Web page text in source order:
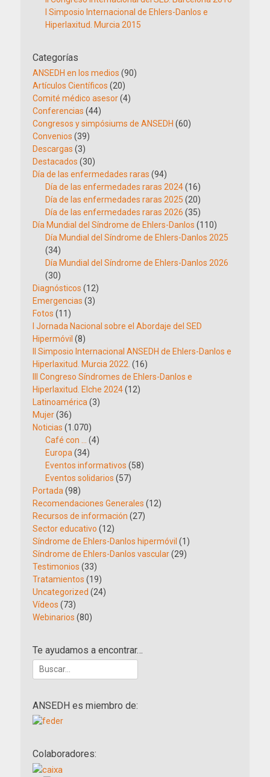
I Simposio Internacional de Ehlers-Danlos e
Hiperlaxitud. Murcia 2015
Categorías
ANSEDH en los medios (90)
Artículos Científicos (20)
Comité médico asesor(4)
Conferencias (44)
Congresos y simpósiums de ANSEDH (60)
Convenios (39)
Descargas (3)
Destacados (30)
Día de las enfermedades raras (94)
Día de las enfermedades raras 2024(16)
Día de las enfermedades raras 2025 (20)
Día de las enfermedades raras 2026 (35)
Día Mundial del Síndrome de Ehlers-Danlos (110)
Día Mundial del Síndrome de Ehlers-Danlos 2025
(34)
Día Mundial del Síndrome de Ehlers-Danlos 2026
(30)
Diagnósticos (12)
Emergencias (3)
Fotos (11)
I Jornada Nacional sobre el Abordaje del SED
Hipermóvil (8)
II Simposio Internacional ANSEDH de Ehlers-Danlos e
Hiperlaxitud. Murcia 2022. (16)
III Congreso Síndromes de Ehlers-Danlos e
Hiperlaxitud. Elche 2024(12)
Latinoamérica (3)
Mujer(36)
Noticias (1.070)
Café con …
(4)
Europa (34)
Eventos informativos (58)
Eventos solidarios (57)
Portada (98)
Recomendaciones Generales (12)
Recursos de información (27)
Sector educativo (12)
Síndrome de Ehlers-Danlos hipermóvil (1)
Síndrome de Ehlers-Danlos vascular(29)
Testimonios (33)
Tratamientos (19)
Uncategorized (24)
Vídeos (73)
Webinarios (80)
Te ayudamos a encontrar…
Buscar:
ANSEDH es miembro de:
Colaboradores: